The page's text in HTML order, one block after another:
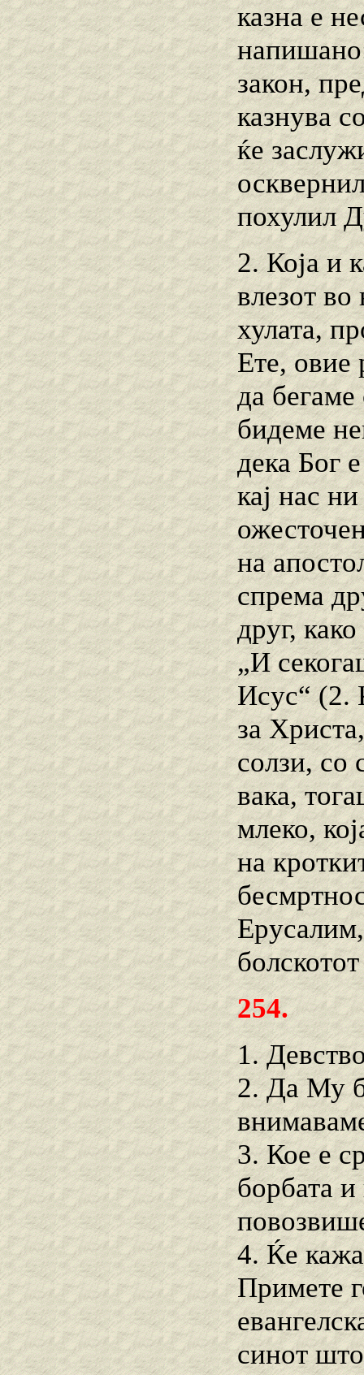
казна е
закон,
казнува
ќе
похулил
2. Која и
влезот
хулата,
Ете, овие
да
бидеме
дека Бог
кај нас
на
спрема
друг,
„И
Исус“ (2.
за
солзи, со
вака,
млеко,
на
254.
1.
2. Да Му
3. Кое е
борбата
4. Ќе
Примете
синот